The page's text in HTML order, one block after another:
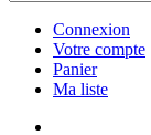
Connexion
Votre compte
Panier
Ma liste